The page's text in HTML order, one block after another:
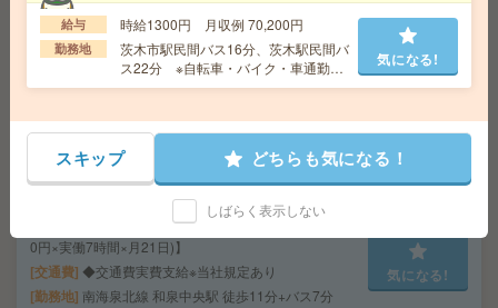
給 与
払いサービスあり
交通費 交通費支給あり
大阪府大阪市北区 大阪メトロ四つ橋線 西梅
気になる!
《未経験OK》17時まで！学校法人で入試・広報サポート
＊[派遣]
時給1500円＋交【月収例:220,500円(時給1,50
0円×実働7時間×月21日)】
交通費 ◆交通費実費支給※当社規定あり
勤務地 南海泉北線 和泉中央駅 徒歩11分+バス7分
気になる!
給与 時給1300円 月収例 70,200円
勤務地
茨木市駅民間バス16分、茨木駅民間バ
ス22分 ※自転車・バイク・車通勤も
OK！／最寄バス停：流通センター前
気になる!
スキップ どちらも気になる！
しばらく表示しない